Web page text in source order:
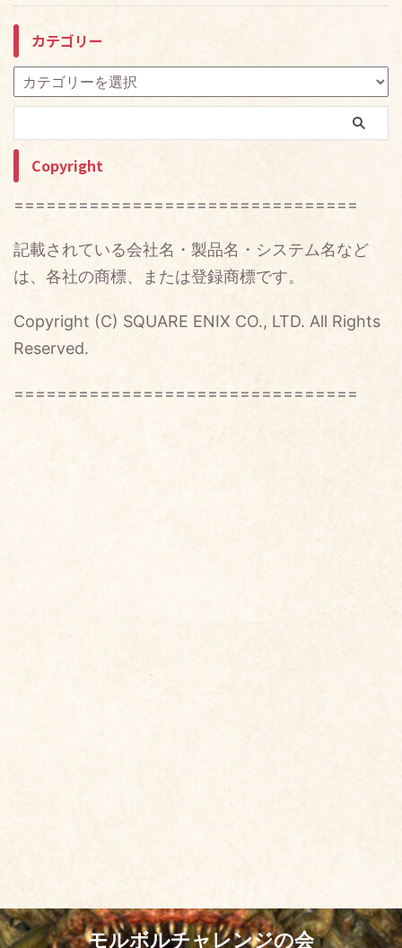
カテゴリー
Copyright
================================
記載されている会社名・製品名・システム名など
は、各社の商標、または登録商標です。
Copyright (C) SQUARE ENIX CO., LTD. All Rights
Reserved.
================================
モルボルチャレンジの会